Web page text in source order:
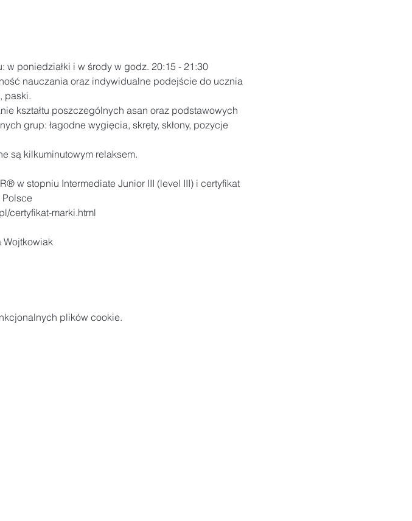
poniedziałki i w środy​ w godz. 20:15 - 21:30
nauczania oraz indywidualne podejście do ucznia
paski.
kształtu poszczególnych asan oraz podstawowych
grup: łagodne wygięcia, skręty, skłony, pozycje
są kilkuminutowym relaksem.
w stopniu Intermediate Junior III (level III) i certyfikat
marki przyznawany przez Stowarzyszenie Jogi Iyengara w Polsce
certyfikat-marki.html
Wojtkowiak
plików cookie.